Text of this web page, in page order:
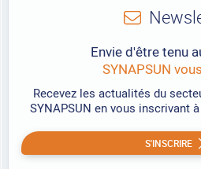
Envie d'être tenu
SYNAPSUN
Recevez les actualités du
SYNAPSUN en vous inscrivant
S'INSCRIRE